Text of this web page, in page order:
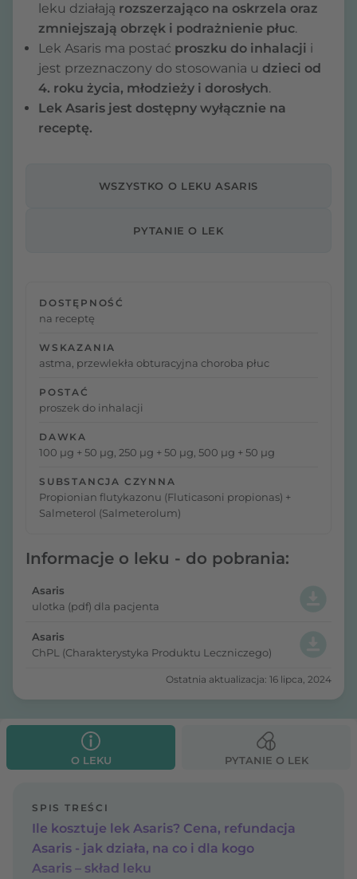
leku działają rozszerzająco na oskrzela oraz
zmniejszają obrzęk i podrażnienie płuc.
Lek Asaris ma postać proszku do inhalacji i
jest przeznaczony do stosowania u dzieci od
4. roku życia, młodzieży i dorosłych.
Lek Asaris jest dostępny wyłącznie na
receptę.
WSZYSTKO O LEKU ASARIS
PYTANIE O LEK
DOSTĘPNOŚĆ
na receptę
WSKAZANIA
astma, przewlekła obturacyjna choroba płuc
POSTAĆ
proszek do inhalacji
DAWKA
100 μg + 50 μg, 250 μg + 50 μg, 500 μg + 50 μg
SUBSTANCJA CZYNNA
Propionian flutykazonu (Fluticasoni propionas) +
Salmeterol (Salmeterolum)
Informacje o leku - do pobrania:
Asaris
ulotka (pdf) dla pacjenta
Asaris
ChPL (Charakterystyka Produktu Leczniczego)
Ostatnia aktualizacja: 16 lipca, 2024
O LEKU PYTANIE O LEK
SPIS TREŚCI
Ile kosztuje lek Asaris? Cena, refundacja
Asaris - jak działa, na co i dla kogo
Asaris – skład leku